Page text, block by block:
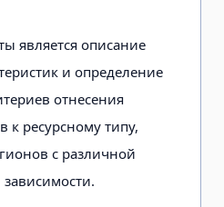
является описание
и определение
отнесения
к ресурсному типу,
с различной